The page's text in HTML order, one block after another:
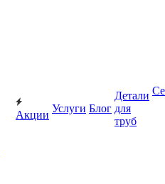
Акции
Услуги Блог
Детали
для
труб